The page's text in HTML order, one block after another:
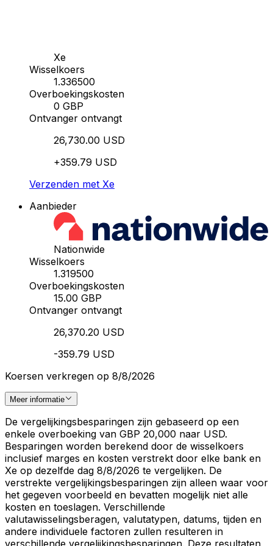
Xe
Wisselkoers
1.336500
Overboekingskosten
0 GBP
Ontvanger ontvangt
26,730.00 USD
+359.79 USD
Verzenden met Xe
Aanbieder
Nationwide
Wisselkoers
1.319500
Overboekingskosten
15.00 GBP
Ontvanger ontvangt
26,370.20 USD
-359.79 USD
Koersen verkregen op 8/8/2026
Meer informatie
De vergelijkingsbesparingen zijn gebaseerd op een
enkele overboeking van GBP 20,000 naar USD.
Besparingen worden berekend door de wisselkoers
inclusief marges en kosten verstrekt door elke bank en
Xe op dezelfde dag 8/8/2026 te vergelijken. De
verstrekte vergelijkingsbesparingen zijn alleen waar voor
het gegeven voorbeeld en bevatten mogelijk niet alle
kosten en toeslagen. Verschillende
valutawisselingsberagen, valutatypen, datums, tijden en
andere individuele factoren zullen resulteren in
verschillende vergelijkingsbesparingen. Deze resultaten